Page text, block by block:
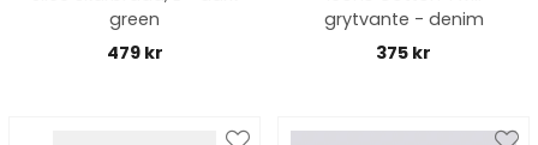
green
479 kr
grytvante - denim
375 kr